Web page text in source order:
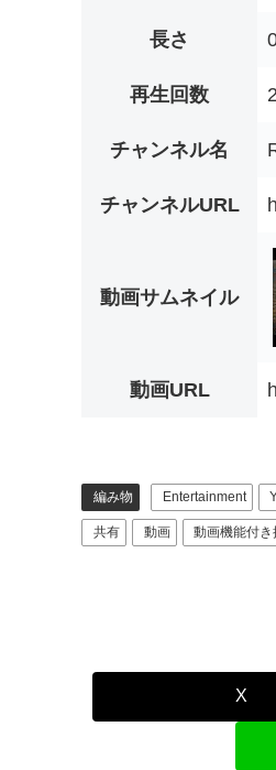
長さ
再生回数
チャンネル名
チャンネルURL
動画サムネイル
動画URL
編み物 Entertainment
共有 動画 動画機能付
X